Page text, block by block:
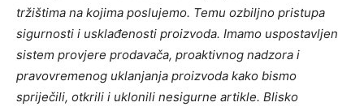
tržištima na kojima poslujemo. Temu ozbiljno pristupa
sigurnosti i usklađenosti proizvoda. Imamo uspostavljen
sistem provjere prodavača, proaktivnog nadzora i
pravovremenog uklanjanja proizvoda kako bismo
spriječili, otkrili i uklonili nesigurne artikle. Blisko